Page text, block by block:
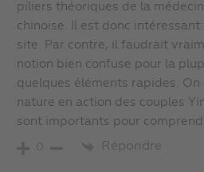
piliers théoriques de la
chinoise. Il est donc intéressant
site. Par contre, il faudrait
notion bien confuse pour la
quelques éléments rapides.
nature en action des couples
sont importants pour
0 Répondre